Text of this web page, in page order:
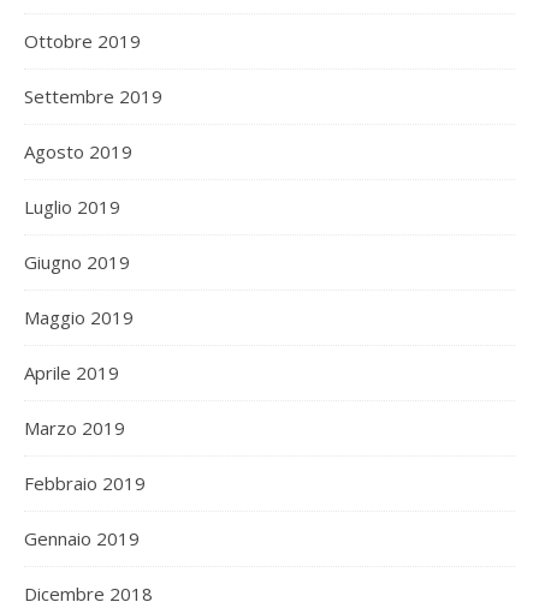
Ottobre 2019
Settembre 2019
Agosto 2019
Luglio 2019
Giugno 2019
Maggio 2019
Aprile 2019
Marzo 2019
Febbraio 2019
Gennaio 2019
Dicembre 2018